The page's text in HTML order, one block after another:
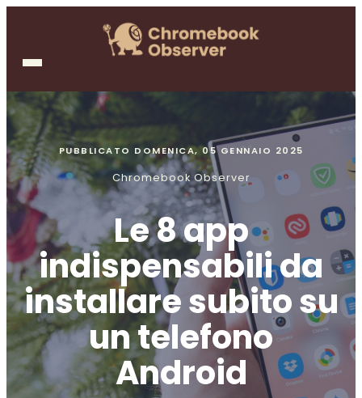
PUBBLICATO DOMENICA, 05 GENNAIO 2025
Chromebook Observer
Le 8 app
indispensabili da
installare subito su
un telefono
Android